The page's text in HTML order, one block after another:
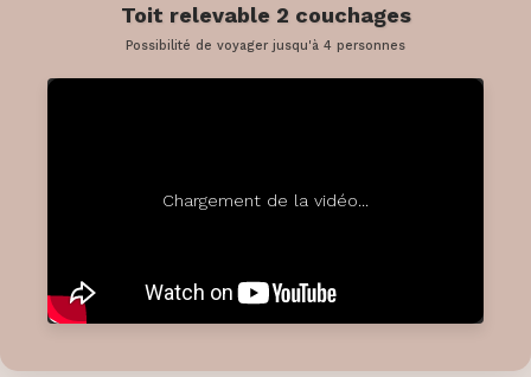
Toit relevable 2 couchages
Possibilité de voyager jusqu'à 4 personnes
Chargement de la vidéo...